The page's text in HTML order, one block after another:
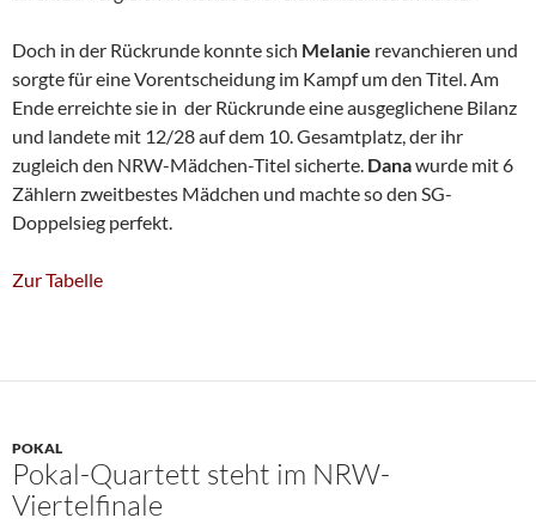
Doch in der Rückrunde konnte sich Melanie revanchieren und
sorgte für eine Vorentscheidung im Kampf um den Titel. Am
Ende erreichte sie in der Rückrunde eine ausgeglichene Bilanz
und landete mit 12/28 auf dem 10. Gesamtplatz, der ihr
zugleich den NRW-Mädchen-Titel sicherte. Danawurde mit 6
Zählern zweitbestes Mädchen und machte so den SG-
Doppelsieg perfekt.
Zur Tabelle
POKAL
Pokal-Quartett steht im NRW-
Viertelfinale